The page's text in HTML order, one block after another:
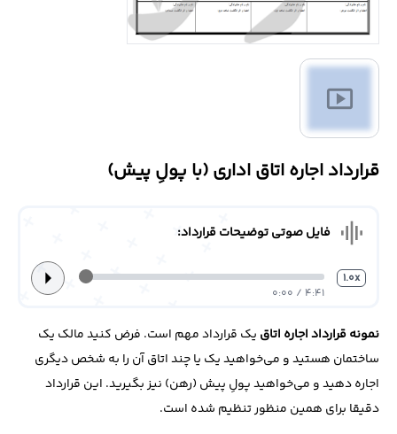
درباره
ما
تماس
با
smart_display
قرارداد اجاره اتاق اداری (با پولِ پیش)
graphic_eq فایل صوتی توضیحات قرارداد:
1.0x
4:41 / 0:00
arrow_right
نمونه قرارداد اجاره اتاق یک قرارداد مهم است. فرض کنید مالک یک
ساختمان هستید و می‌خواهید یک یا چند اتاق آن را به شخص دیگری
اجاره دهید و می‌خواهید پولِ پیش (رهن) نیز بگیرید. این قرارداد
دقیقا برای همین منظور تنظیم شده است.